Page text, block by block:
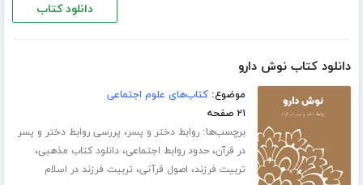
دانلود کتاب
دانلود کتاب نوش دارو
موضوع:کتاب‌های علوم اجتماعی
۲۱ صفحه
برچسب‌ها:روابط دختر و پسر، پررسی روابط دختر و پسر
در قرآن،حدود روابط اجتماعی،دانلود کتاب مذهبی،
تربیت فرزند، اصول قرآنی، تربیت فرزند در اسلام